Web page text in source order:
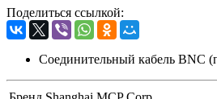
Поделиться ссылкой:
Соединительный кабель BNC